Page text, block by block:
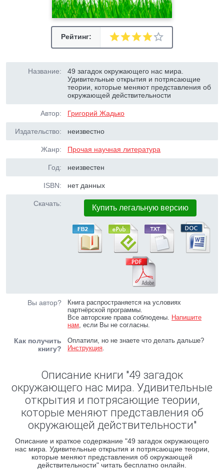
Рейтинг:
Название:
49 загадок окружающего нас мира.
Удивительные открытия и потрясающие
теории, которые меняют представления об
окружающей действительности
Автор: Григорий Жадько
Издательство: неизвестно
Жанр: Прочая научная литература
Год: неизвестен
ISBN: нет данных
Скачать: Купить легальную версию
Вы автор?
Книга распространяется на условиях
партнёрской программы.
Все авторские права соблюдены. Напишите
нам, если Вы не согласны.
Как получить
книгу?
Оплатили, но не знаете что делать дальше?
Инструкция.
Описание книги "49 загадок
окружающего нас мира. Удивительные
открытия и потрясающие теории,
которые меняют представления об
окружающей действительности"
Описание и краткое содержание "49 загадок окружающего
нас мира. Удивительные открытия и потрясающие теории,
которые меняют представления об окружающей
действительности" читать бесплатно онлайн.